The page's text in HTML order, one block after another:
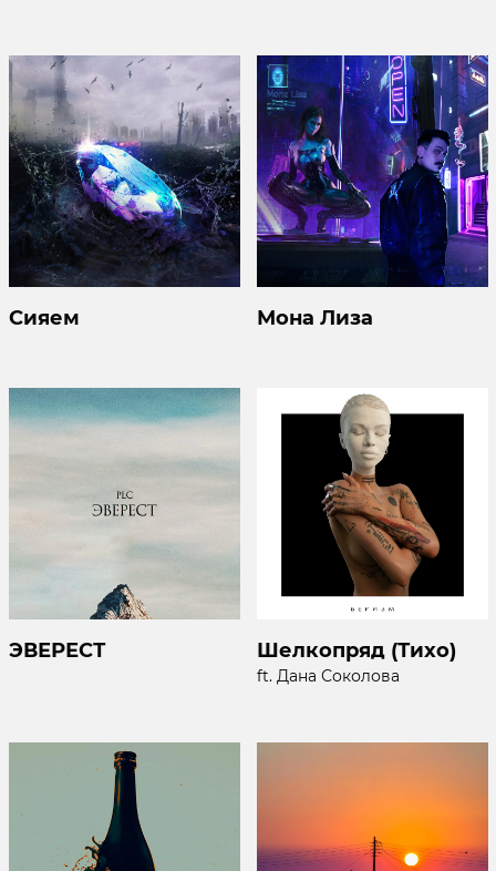
Сияем Мона Лиза
ЭВЕРЕСТ Шелкопряд (Тихо)
ft. Дана Соколова